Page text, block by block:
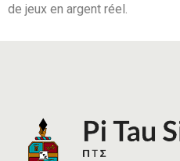
de jeux en argent réel.